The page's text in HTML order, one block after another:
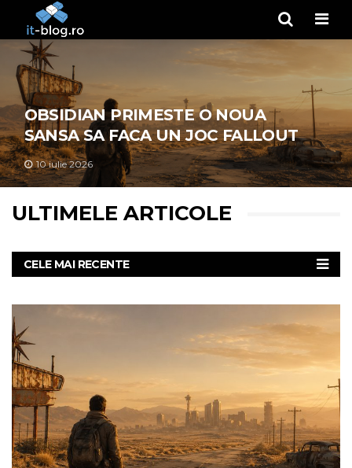
OBSIDIAN PRIMESTE O NOUA
SANSA SA FACA UN JOC FALLOUT
10 iulie 2026
ULTIMELE ARTICOLE
CELE MAI RECENTE
CELE MAI VIZUALIZATE